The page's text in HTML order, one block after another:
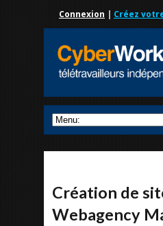
Connexion | Créez
Création de
Webagency